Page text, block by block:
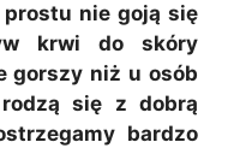
nie goją się
krwi do skóry
gorszy niż u osób
się z dobrą
bardzo